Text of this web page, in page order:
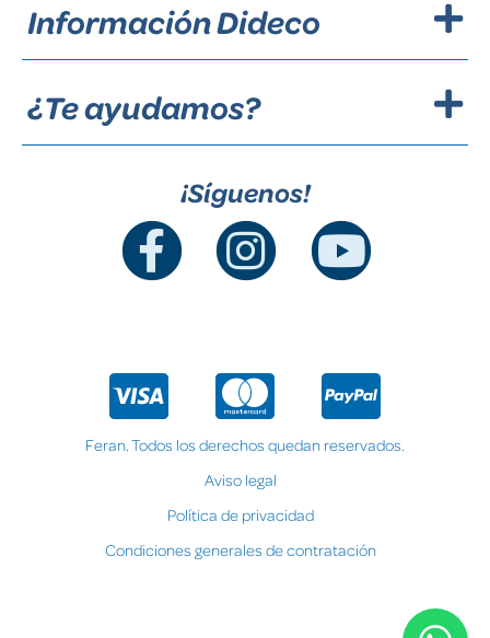
Información Dideco
¿Te ayudamos?
¡Síguenos!
Feran. Todos los derechos quedan reservados.
Aviso legal
Política de privacidad
Condiciones generales de contratación